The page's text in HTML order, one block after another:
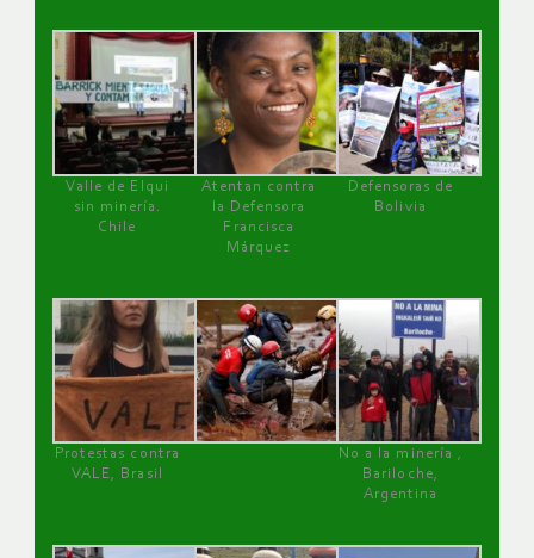
Valle de Elqui
sin minería.
Chile
Atentan contra
la Defensora
Francisca
Márquez
Defensoras de
Bolivia
Protestas contra
VALE, Brasil
No a la minería ,
Bariloche,
Argentina